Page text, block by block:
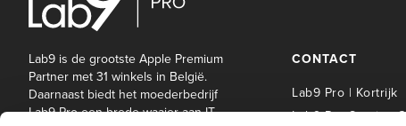
Lab9 is de grootste Apple Premium
Partner met 31 winkels in België.
Daarnaast biedt het moederbedrijf
Lab9 Pro een brede waaier aan IT-
CONTACT
Lab9 Pro | Kortrijk
Lab9 Pro Service